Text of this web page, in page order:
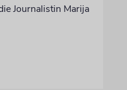
Journalistin Marija